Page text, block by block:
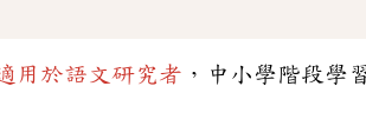
用於語文研究者 ，中小學階段學